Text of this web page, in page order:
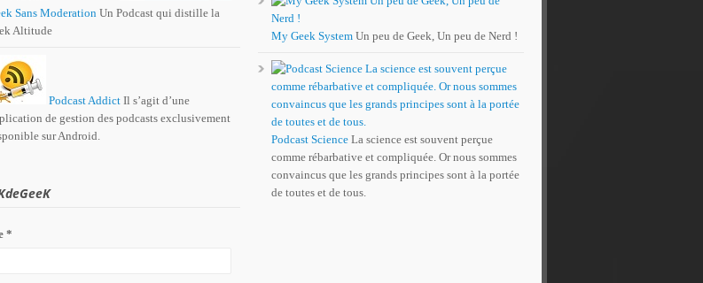
Sans ModerationUn Podcast qui distille la
Altitude
Podcast AddictIl s’agit d’une
de gestion des podcasts exclusivement
sur Android.
*
My Geek SystemUn peu de Geek, Un peu de Nerd !
Podcast ScienceLa science est souvent perçue
comme rébarbative et compliquée. Or nous sommes
convaincus que les grands principes sont à la portée
de toutes et de tous.